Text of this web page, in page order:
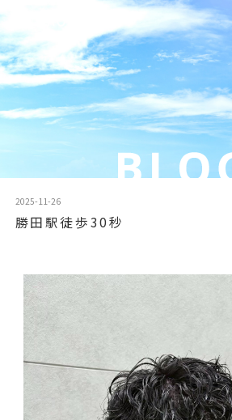
2025-11-26
勝田駅徒歩30秒